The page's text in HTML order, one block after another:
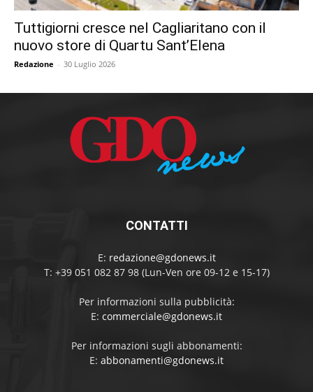
Tuttigiorni cresce nel Cagliaritano con il
nuovo store di Quartu Sant’Elena
Redazione - 30 Luglio 2026
CONTATTI
E: redazione@gdonews.it
T: +39 051 082 87 98 (Lun-Ven ore 09-12 e 15-17)
Per informazioni sulla pubblicità:
E: commerciale@gdonews.it
Per informazioni sugli abbonamenti:
E: abbonamenti@gdonews.it